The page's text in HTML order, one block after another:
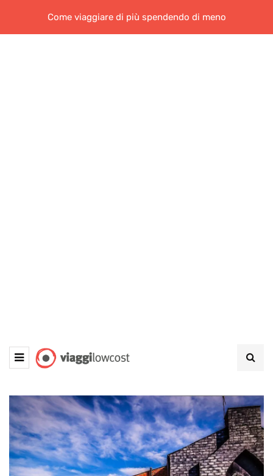
Come viaggiare di più spendendo di meno